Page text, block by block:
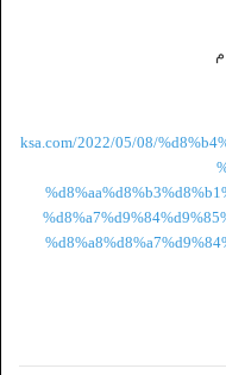
ksa.com/2022/05/08/